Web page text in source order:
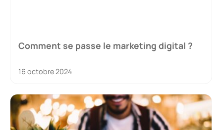
Comment se passe le marketing digital ?
16 octobre 2024